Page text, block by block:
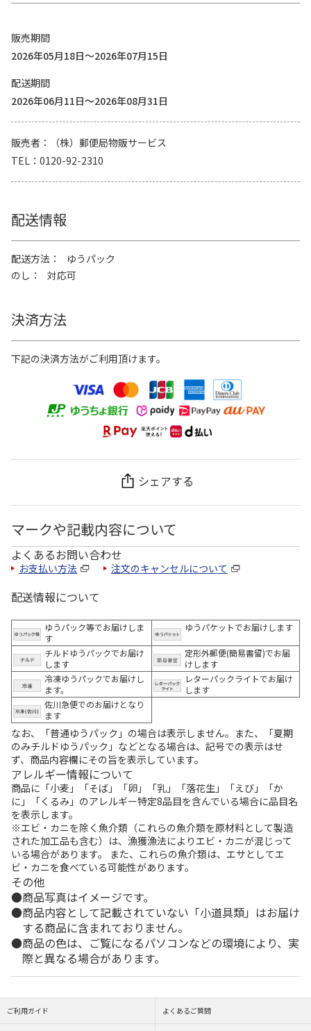
販売期間
2026年05月18日～2026年07月15日
配送期間
2026年06月11日～2026年08月31日
販売者
（株）郵便局物販サービス
TEL
0120-92-2310
配送情報
配送方法
ゆうパック
のし
対応可
決済方法
下記の決済方法がご利用頂けます。
シェアする
マークや記載内容について
よくあるお問い合わせ
お支払い方法 注文のキャンセルについて
配送情報について
ゆうパック等でお届けしま
す
ゆうパケットでお届けします
チルドゆうパックでお届け
します
定形外郵便(簡易書留)でお届
けします
冷凍ゆうパックでお届けし
ます。
レターパックライトでお届け
します
佐川急便でのお届けとなり
ます
なお、「普通ゆうパック」の場合は表示しません。また、「夏期
のみチルドゆうパック」などとなる場合は、記号での表示はせ
ず、商品内容欄にその旨を表示しています。
アレルギー情報について
商品に「小麦」「そば」「卵」「乳」「落花生」「えび」「か
に」「くるみ」のアレルギー特定8品目を含んでいる場合に品目名
を表示します。
※エビ・カニを除く魚介類（これらの魚介類を原材料として製造
された加工品も含む）は、漁獲漁法によりエビ・カニが混じって
いる場合があります。 また、これらの魚介類は、エサとしてエ
ビ・カニを食べている可能性があります。
その他
商品写真はイメージです。
商品内容として記載されていない「小道具類」はお届け
する商品に含まれておりません。
商品の色は、ご覧になるパソコンなどの環境により、実
際と異なる場合があります。
ご利用ガイド よくあるご質問